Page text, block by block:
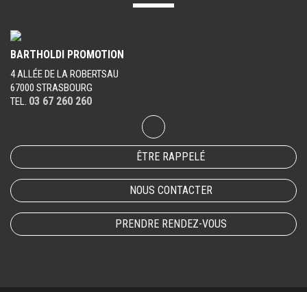
BARTHOLDI PROMOTION
4 ALLÉE DE LA ROBERTSAU
67000 STRASBOURG
TEL. 03 67 260 260
ÊTRE RAPPELÉ
NOUS CONTACTER
PRENDRE RENDEZ-VOUS